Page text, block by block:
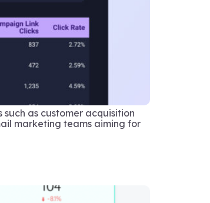
as customer acquisition
marketing teams aiming for